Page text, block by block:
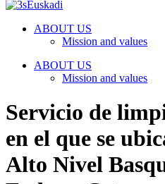
ABOUT US
Mission and values
ABOUT US
Mission and values
Servicio de
en el que se
Alto Nivel